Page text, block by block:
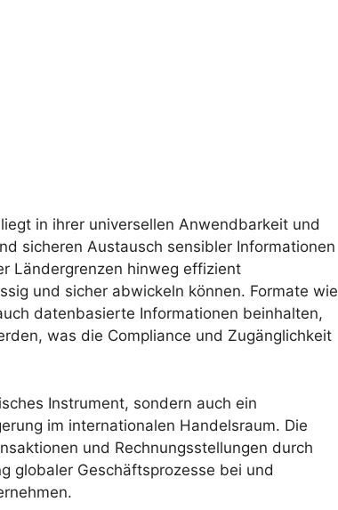
in ihrer universellen Anwendbarkeit und
sicheren Austausch sensibler Informationen
Ländergrenzen hinweg effizient
und sicher abwickeln können. Formate wie
datenbasierte Informationen beinhalten,
was die Compliance und Zugänglichkeit
Instrument, sondern auch ein
im internationalen Handelsraum. Die
und Rechnungsstellungen durch
globaler Geschäftsprozesse bei und